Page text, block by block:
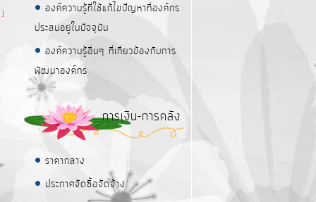
]
องค์ความรู้ที่ใช้แก้ไขปัญหาที่องค์กร
ประสบอยู่ในปัจจุบัน
องค์ความรู้อื่นๆ ที่เกี่ยวข้องกับการ
พัฒนาองค์กร
การเงิน-การคลัง
ราคากลาง
ประกาศจัดซื้อจัดจ้าง